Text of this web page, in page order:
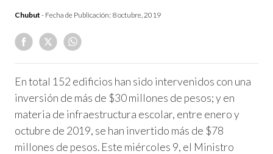
Chubut - Fecha de Publicación: 8 octubre, 2019
En total 152 edificios han sido intervenidos con una
inversión de más de $30 millones de pesos; y en
materia de infraestructura escolar, entre enero y
octubre de 2019, se han invertido más de $78
millones de pesos. Este miércoles 9, el Ministro